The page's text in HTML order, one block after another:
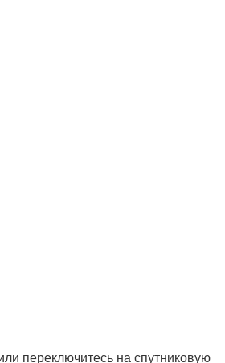
переключитесь на спутниковую